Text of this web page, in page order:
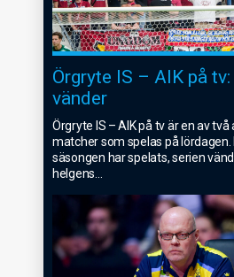
Örgryte IS – AIK på
vänder
Örgryte IS – AIK på tv är en av två
matcher som spelas på lördagen.
säsongen har spelats, serien
helgens